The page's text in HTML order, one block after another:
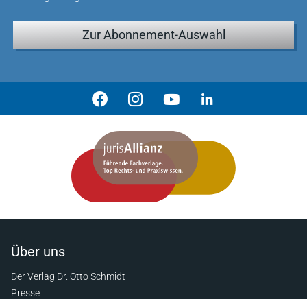
Zur Abonnement-Auswahl
Über uns
Der Verlag Dr. Otto Schmidt
Presse